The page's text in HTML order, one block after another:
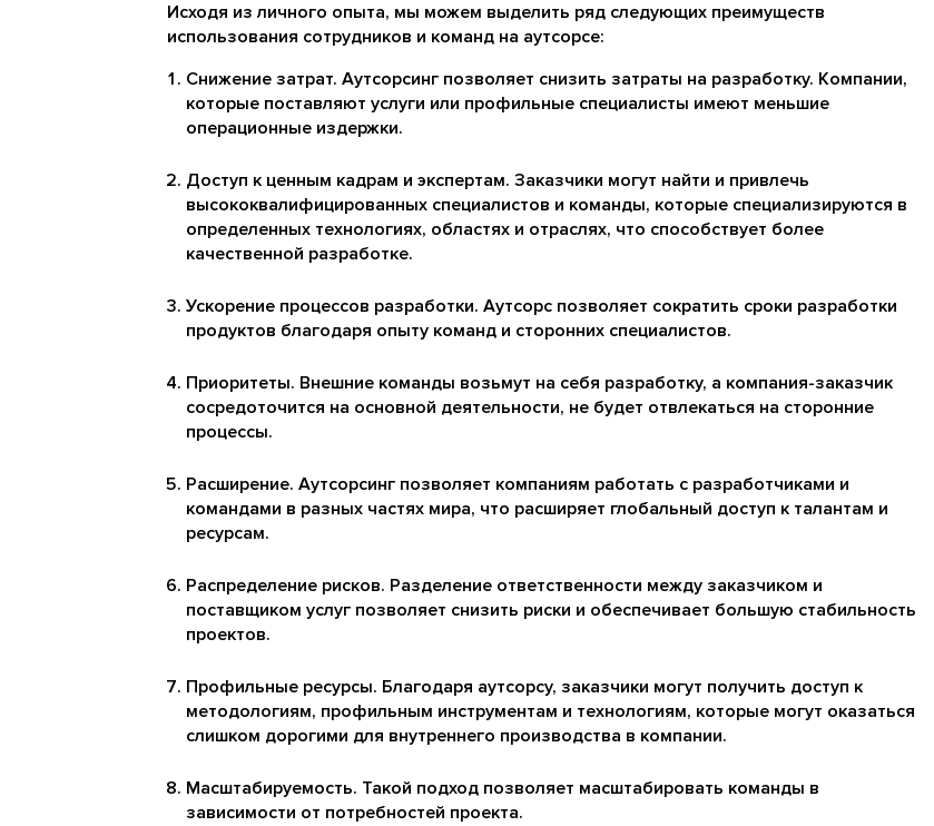
Исходя из личного опыта, мы можем выделить ряд следующих преимуществ
использования сотрудников и команд на аутсорсе:
Снижение затрат. Аутсорсинг позволяет снизить затраты на разработку. Компании,
которые поставляют услуги или профильные специалисты имеют меньшие
операционные издержки.
Доступ к ценным кадрам и экспертам. Заказчики могут найти и привлечь
высококвалифицированных специалистов и команды, которые специализируются в
определенных технологиях, областях и отраслях, что способствует более
качественной разработке.
Ускорение процессов разработки. Аутсорс позволяет сократить сроки разработки
продуктов благодаря опыту команд и сторонних специалистов.
Приоритеты. Внешние команды возьмут на себя разработку, а компания-заказчик
сосредоточится на основной деятельности, не будет отвлекаться на сторонние
процессы.
Расширение. Аутсорсинг позволяет компаниям работать с разработчиками и
командами в разных частях мира, что расширяет глобальный доступ к талантам и
ресурсам.
Распределение рисков. Разделение ответственности между заказчиком и
поставщиком услуг позволяет снизить риски и обеспечивает большую стабильность
проектов.
Профильные ресурсы. Благодаря аутсорсу, заказчики могут получить доступ к
методологиям, профильным инструментам и технологиям, которые могут оказаться
слишком дорогими для внутреннего производства в компании.
Масштабируемость. Такой подход позволяет масштабировать команды в
зависимости от потребностей проекта.